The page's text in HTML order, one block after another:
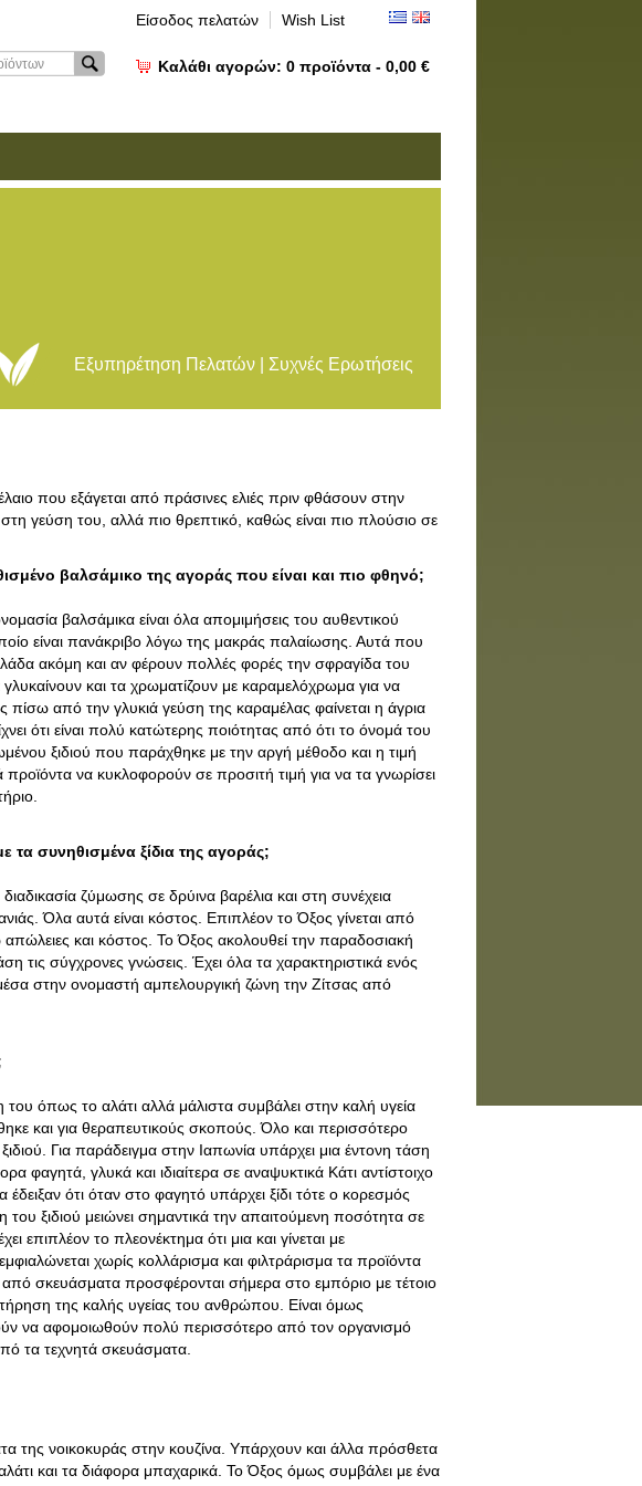
Είσοδος πελατών Wish List
Καλάθι αγορών: 0 προϊόντα - 0,00 €
Εξυπηρέτηση Πελατών | Συχνές Ερωτήσεις
που εξάγεται από πράσινες ελιές πριν φθάσουν στην
γεύση του, αλλά πιο θρεπτικό, καθώς είναι πιο πλούσιο σε
βαλσάμικο της αγοράς που είναι και πιο φθηνό;
βαλσάμικα είναι όλα απομιμήσεις του αυθεντικού
είναι πανάκριβο λόγω της μακράς παλαίωσης. Αυτά που
ακόμη και αν φέρουν πολλές φορές την σφραγίδα του
και τα χρωματίζουν με καραμελόχρωμα για να
πίσω από την γλυκιά γεύση της καραμέλας φαίνεται η άγρια
ότι είναι πολύ κατώτερης ποιότητας από ότι το όνομά του
ξιδιού που παράχθηκε με την αργή μέθοδο και η τιμή
προϊόντα να κυκλοφορούν σε προσιτή τιμή για να τα γνωρίσει
τα συνηθισμένα ξίδια της αγοράς;
ζύμωσης σε δρύινα βαρέλια και στη συνέχεια
Όλα αυτά είναι κόστος. Επιπλέον το Όξος γίνεται από
και κόστος. Το Όξος ακολουθεί την παραδοσιακή
τις σύγχρονες γνώσεις. Έχει όλα τα χαρακτηριστικά ενός
στην ονομαστή αμπελουργική ζώνη την Ζίτσας από
του όπως το αλάτι αλλά μάλιστα συμβάλει στην καλή υγεία
και για θεραπευτικούς σκοπούς. Όλο και περισσότερο
Για παράδειγμα στην Ιαπωνία υπάρχει μια έντονη τάση
φαγητά, γλυκά και ιδιαίτερα σε αναψυκτικά Κάτι αντίστοιχο
ότι όταν στο φαγητό υπάρχει ξίδι τότε ο κορεσμός
ξιδιού μειώνει σημαντικά την απαιτούμενη ποσότητα σε
επιπλέον το πλεονέκτημα ότι μια και γίνεται με
χωρίς κολλάρισμα και φιλτράρισμα τα προϊόντα
σκευάσματα προσφέρονται σήμερα στο εμπόριο με τέτοιο
της καλής υγείας του ανθρώπου. Είναι όμως
να αφομοιωθούν πολύ περισσότερο από τον οργανισμό
τα τεχνητά σκευάσματα.
της νοικοκυράς στην κουζίνα. Υπάρχουν και άλλα πρόσθετα
και τα διάφορα μπαχαρικά. Το Όξος όμως συμβάλει με ένα